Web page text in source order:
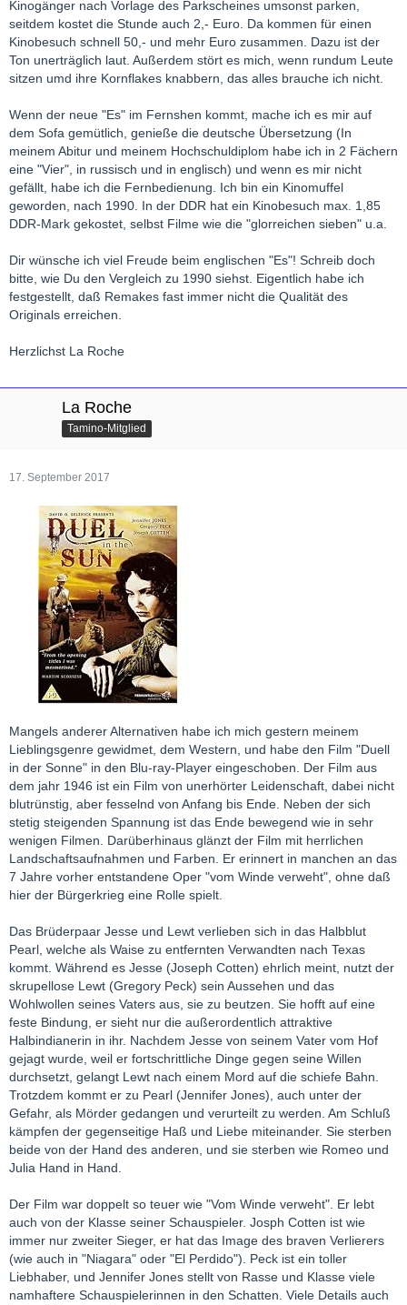
Kinogänger nach Vorlage des Parkscheines umsonst parken,
seitdem kostet die Stunde auch 2,- Euro. Da kommen für einen
Kinobesuch schnell 50,- und mehr Euro zusammen. Dazu ist der
Ton unerträglich laut. Außerdem stört es mich, wenn rundum Leute
sitzen umd ihre Kornflakes knabbern, das alles brauche ich nicht.
Wenn der neue "Es" im Fernshen kommt, mache ich es mir auf
dem Sofa gemütlich, genieße die deutsche Übersetzung (In
meinem Abitur und meinem Hochschuldiplom habe ich in 2 Fächern
eine "Vier", in russisch und in englisch) und wenn es mir nicht
gefällt, habe ich die Fernbedienung. Ich bin ein Kinomuffel
geworden, nach 1990. In der DDR hat ein Kinobesuch max. 1,85
DDR-Mark gekostet, selbst Filme wie die "glorreichen sieben" u.a.
Dir wünsche ich viel Freude beim englischen "Es"! Schreib doch
bitte, wie Du den Vergleich zu 1990 siehst. Eigentlich habe ich
festgestellt, daß Remakes fast immer nicht die Qualität des
Originals erreichen.
Herzlichst La Roche
La Roche
Tamino-Mitglied
17. September 2017
Mangels anderer Alternativen habe ich mich gestern meinem
Lieblingsgenre gewidmet, dem Western, und habe den Film "Duell
in der Sonne" in den Blu-ray-Player eingeschoben. Der Film aus
dem jahr 1946 ist ein Film von unerhörter Leidenschaft, dabei nicht
blutrünstig, aber fesselnd von Anfang bis Ende. Neben der sich
stetig steigenden Spannung ist das Ende bewegend wie in sehr
wenigen Filmen. Darüberhinaus glänzt der Film mit herrlichen
Landschaftsaufnahmen und Farben. Er erinnert in manchen an das
7 Jahre vorher entstandene Oper "vom Winde verweht", ohne daß
hier der Bürgerkrieg eine Rolle spielt.
Das Brüderpaar Jesse und Lewt verlieben sich in das Halbblut
Pearl, welche als Waise zu entfernten Verwandten nach Texas
kommt. Während es Jesse (Joseph Cotten) ehrlich meint, nutzt der
skrupellose Lewt (Gregory Peck) sein Aussehen und das
Wohlwollen seines Vaters aus, sie zu beutzen. Sie hofft auf eine
feste Bindung, er sieht nur die außerordentlich attraktive
Halbindianerin in ihr. Nachdem Jesse von seinem Vater vom Hof
gejagt wurde, weil er fortschrittliche Dinge gegen seine Willen
durchsetzt, gelangt Lewt nach einem Mord auf die schiefe Bahn.
Trotzdem kommt er zu Pearl (Jennifer Jones), auch unter der
Gefahr, als Mörder gedangen und verurteilt zu werden. Am Schluß
kämpfen der gegenseitige Haß und Liebe miteinander. Sie sterben
beide von der Hand des anderen, und sie sterben wie Romeo und
Julia Hand in Hand.
Der Film war doppelt so teuer wie "Vom Winde verweht". Er lebt
auch von der Klasse seiner Schauspieler. Josph Cotten ist wie
immer nur zweiter Sieger, er hat das Image des braven Verlierers
(wie auch in "Niagara" oder "El Perdido"). Peck ist ein toller
Liebhaber, und Jennifer Jones stellt von Rasse und Klasse viele
namhaftere Schauspielerinnen in den Schatten. Viele Details auch